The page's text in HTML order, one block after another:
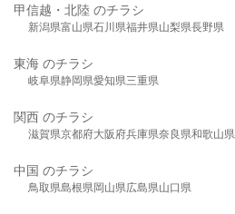
甲信越・北陸 のチラシ
新潟県富山県石川県福井県山梨県長野県
東海 のチラシ
岐阜県静岡県愛知県三重県
関西 のチラシ
滋賀県京都府大阪府兵庫県奈良県和歌山県
中国 のチラシ
鳥取県島根県岡山県広島県山口県